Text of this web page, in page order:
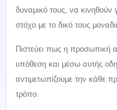
δυναμικό τους, να
στόχο με το δικό τους
Πιστεύει πως η προσωπική
υπόθεση και μέσω αυτής
αντιμετωπίζουμε την κάθε
τρόπο.